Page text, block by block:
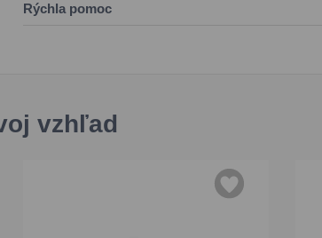
Rýchla pomoc
vzhľad